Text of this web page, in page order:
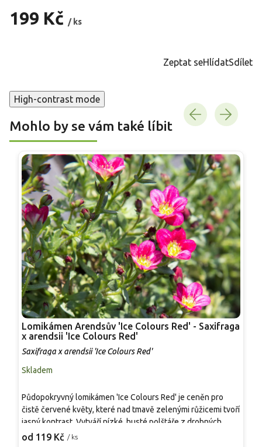
199 Kč / ks
Zeptat seHlídatSdílet
High-contrast mode
Mohlo by se vám také líbit
Lomikámen Arendsův 'Ice Colours Red' - Saxifraga
x arendsii 'Ice Colours Red'
Saxifraga x arendsii 'Ice Colours Red'
Skladem
od 119 Kč / ks
Půdopokryvný lomikámen 'Ice Colours Red' je ceněn pro
čistě červené květy, které nad tmavě zelenými růžicemi tvoří
jasný kontrast. Vytváří nízké, husté polštáře z drobných,
hluboce dělených, převážně stálezelených listů s jemně